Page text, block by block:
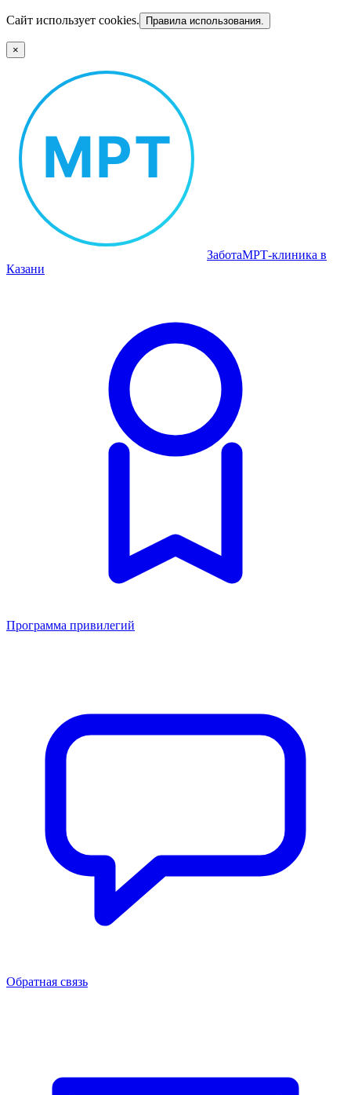
Сайт использует cookies. Правила использования.
×
ЗаботаМРТ‑клиника в
Казани
Программа привилегий
Обратная связь